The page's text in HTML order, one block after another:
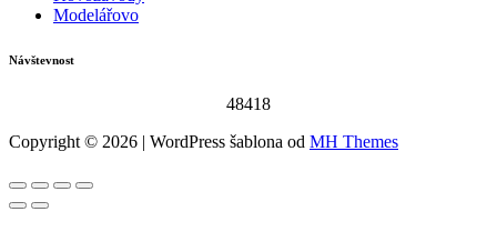
Modelářovo
Návštevnost
48418
Copyright © 2026 | WordPress šablona od MH Themes